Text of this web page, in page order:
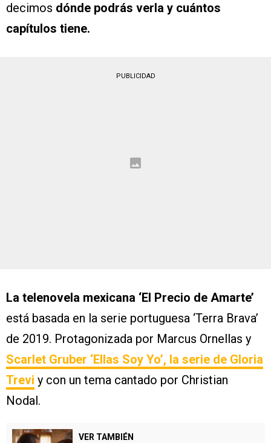
decimos dónde podrás verla y cuántos
capítulos tiene.
PUBLICIDAD
La telenovela mexicana ‘El Precio de Amarte’
está basada en la serie portuguesa ‘Terra Brava’
de 2019. Protagonizada por Marcus Ornellas y
Scarlet Gruber ‘Ellas Soy Yo’, la serie de Gloria
Trevi y con un tema cantado por Christian
Nodal.
VER TAMBIÉN